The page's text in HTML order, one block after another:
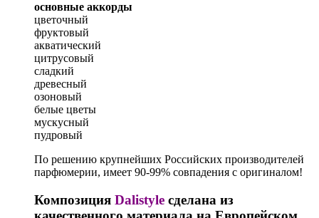
основные аккорды
цветочный
фруктовый
акватический
цитрусовый
сладкий
древесный
озоновый
белые цветы
мускусный
пудровый
По решению крупнейших Российских производителей
парфюмерии, имеет 90-99% совпадения с оригиналом!
Композиция Dalistyle сделана из